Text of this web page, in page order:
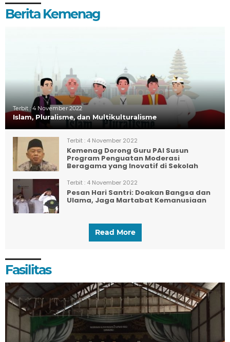
Berita Kemenag
Terbit :4 November 2022
Islam, Pluralisme, dan Multikulturalisme
Terbit : 4 November 2022
Kemenag Dorong Guru PAI Susun
Program Penguatan Moderasi
Beragama yang Inovatif di Sekolah
Terbit : 4 November 2022
Pesan Hari Santri: Doakan Bangsa dan
Ulama, Jaga Martabat Kemanusiaan
Read More
Fasilitas